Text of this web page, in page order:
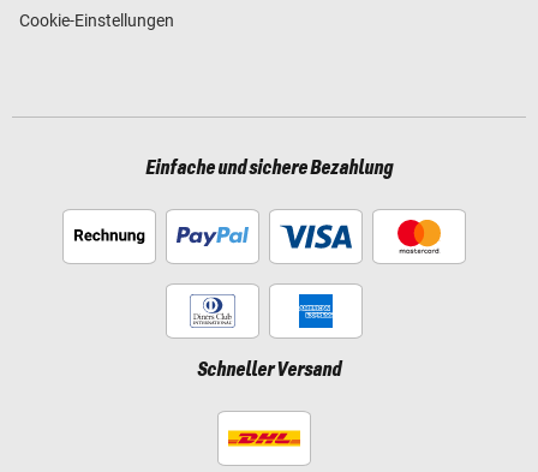
Cookie-Einstellungen
Einfache und sichere Bezahlung
Schneller Versand